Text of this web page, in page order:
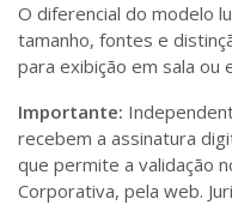
O diferencial do modelo
tamanho, fontes e
para exibição em sala ou
Importante:
recebem a assinatura
que permite a validação
Corporativa, pela web.